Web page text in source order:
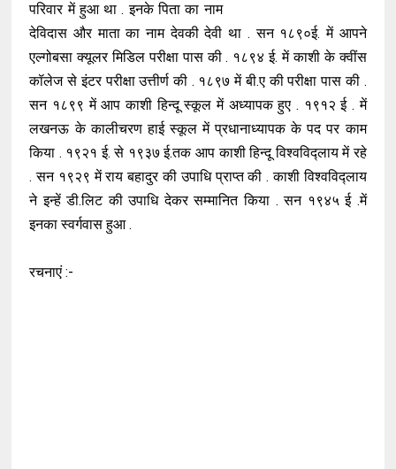
परिवार में हुआ था . इनके पिता का नाम
देविदास और माता का नाम देवकी देवी था . सन १८९०ई. में आपने
एल्गोबसा क्यूलर मिडिल परीक्षा पास की . १८९४ ई. में काशी के क्वींस
कॉलेज से इंटर परीक्षा उत्तीर्ण की . १८९७ में बी.ए की परीक्षा पास की .
सन १८९९ में आप काशी हिन्दू स्कूल में अध्यापक हुए . १९१२ ई . में
लखनऊ के कालीचरण हाई स्कूल में प्रधानाध्यापक के पद पर काम
किया . १९२१ ई. से १९३७ ई.तक आप काशी हिन्दू विश्वविद्लाय में रहे
. सन १९२९ में राय बहादुर की उपाधि प्राप्त की . काशी विश्वविद्लाय
ने इन्हें डी.लिट की उपाधि देकर सम्मानित किया . सन १९४५ ई .में
इनका स्वर्गवास हुआ .
रचनाएं :-